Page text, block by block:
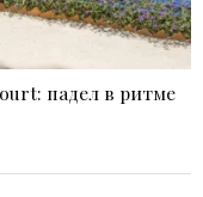
падел в ритме